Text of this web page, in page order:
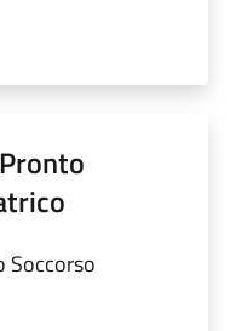
Soccorso